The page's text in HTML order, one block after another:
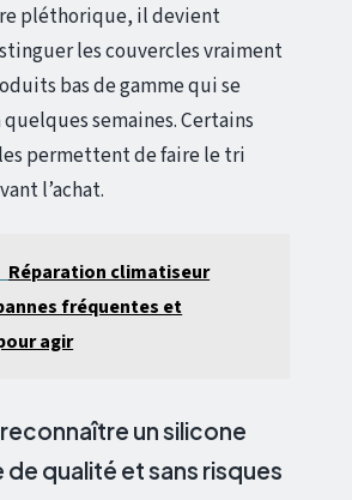
pléthorique, il devient
les couvercles vraiment
bas de gamme qui se
semaines. Certains
permettent de faire le tri
l’achat.
Réparation climatiseur
fréquentes et
agir
un silicone
de qualité et sans risques